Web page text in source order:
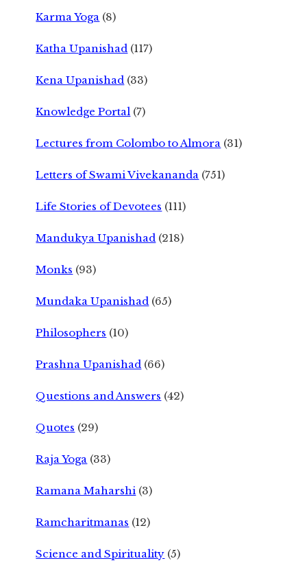
Karma Yoga (8)
Katha Upanishad (117)
Kena Upanishad (33)
Knowledge Portal (7)
Lectures from Colombo to Almora (31)
Letters of Swami Vivekananda (751)
Life Stories of Devotees (111)
Mandukya Upanishad (218)
Monks (93)
Mundaka Upanishad (65)
Philosophers (10)
Prashna Upanishad (66)
Questions and Answers (42)
Quotes (29)
Raja Yoga (33)
Ramana Maharshi (3)
Ramcharitmanas (12)
Science and Spirituality (5)